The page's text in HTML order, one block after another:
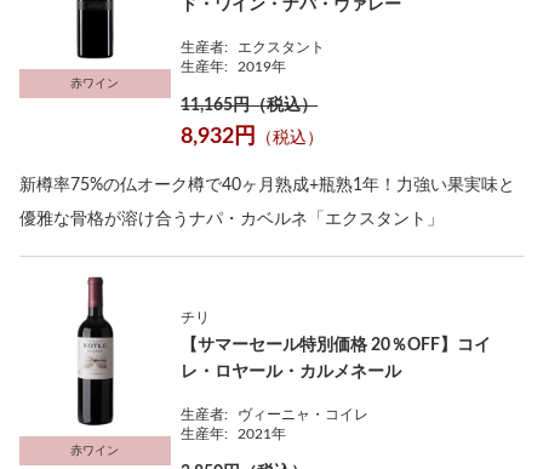
赤ワイン
ド・ワイン・ナパ・ヴァレー
生産者:
エクスタント
生産年:
2019年
11,165円（税込）
8,932円 （税込）
新樽率75%の仏オーク樽で40ヶ月熟成+瓶熟1年！力強い果実味と
優雅な骨格が溶け合うナパ・カベルネ「エクスタント」
赤ワイン
チリ
【サマーセール特別価格 20％OFF】コイ
レ・ロヤール・カルメネール
生産者:
ヴィーニャ・コイレ
生産年:
2021年